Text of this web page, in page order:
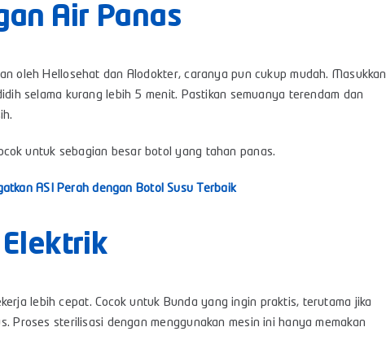
Air Panas
oleh Hellosehat dan Alodokter, caranya pun cukup mudah. Masukkan
selama kurang lebih 5 menit. Pastikan semuanya terendam dan
untuk sebagian besar botol yang tahan panas.
ASI Perah dengan Botol Susu Terbaik
lebih cepat. Cocok untuk Bunda yang ingin praktis, terutama jika
Proses sterilisasi dengan menggunakan mesin ini hanya memakan